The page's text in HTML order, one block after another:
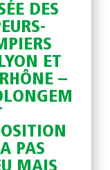
DES
ET
–
PAS